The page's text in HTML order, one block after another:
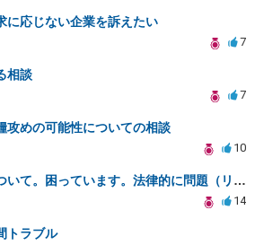
に応じない企業を訴えたい
7
相談
7
攻めの可能性についての相談
10
取締役の辞任について。困っています。法律的に問題（リスク）がない辞任の仕方を教えてください。
14
トラブル